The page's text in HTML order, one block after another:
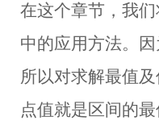
在这个章节，我
中的应用方法。
所以对求解最值
点值就是区间的